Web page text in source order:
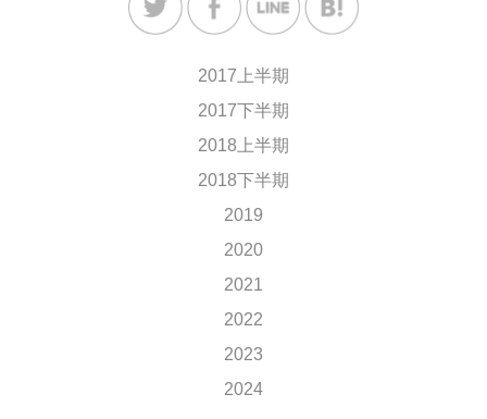
2017上半期
2017下半期
2018上半期
2018下半期
2019
2020
2021
2022
2023
2024